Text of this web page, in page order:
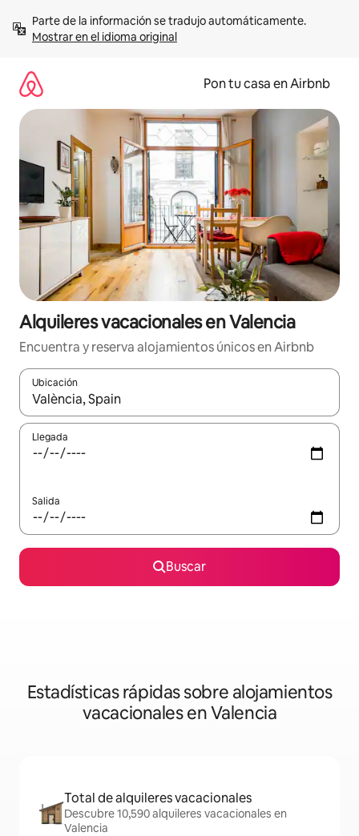
contenidoMostrar en el idioma original
Pon tu casa en Airbnb
Alquileres vacacionales en Valencia
Encuentra y reserva alojamientos únicos en Airbnb
Ubicación
Cuando los resultados estén disponibles, navega con las
Llegada
Salida
Buscar
Estadísticas rápidas sobre alojamientos
vacacionales en Valencia
Total de alquileres vacacionales
Descubre 10,590 alquileres vacacionales en
Valencia